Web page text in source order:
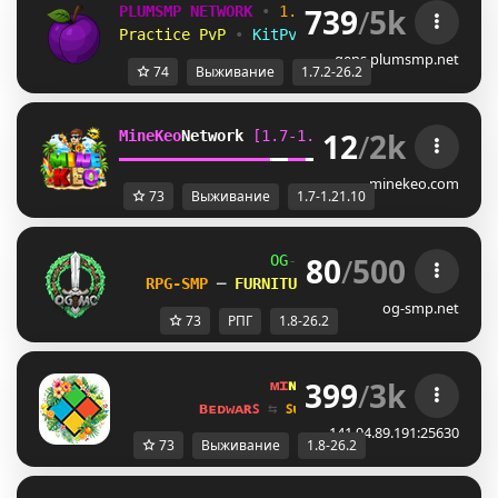
PLUMSMP NETWORK • 1.7.2 ➜ 26.2
Practice PvP
• KitPvP • Lifesteal
739/5k
gens.plumsmp.net
74 Выживание 1.7.2-26.2
MineKeoNetwork [1.7-1.21.10] TOWNY
━━━━━━━━━━━━━━━━━━━━━━ ━ SKYBLOCK
12/2k
minekeo.com
73 Выживание 1.7-1.21.10
OG- Network | 1.8 - 26.2
RPG-SMP ─ FURNITURE SHOP
80/500
og-smp.net
73 РПГ 1.8-26.2
ᴍɪɴᴇ ʟᴀɴᴅ ɴᴇᴛᴡᴏʀᴋ ☀
ʙᴇᴅᴡᴀʀꜱ ⇆ ꜱᴜʀᴠɪᴠᴀʟ ꜱᴍᴘ ⇆ ꜱᴋʏʙʟᴏᴄᴋ
399/3k
141.94.89.191:25630
73 Выживание 1.8-26.2